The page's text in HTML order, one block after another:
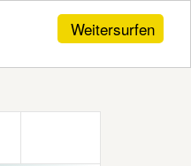
Weitersurfen